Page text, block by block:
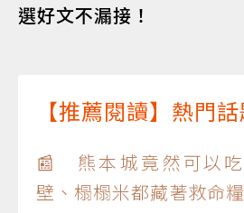
選好文不漏接！
【推薦閱讀】熱門
📰 熊本城竟然可以
壁、榻榻米都藏著救命